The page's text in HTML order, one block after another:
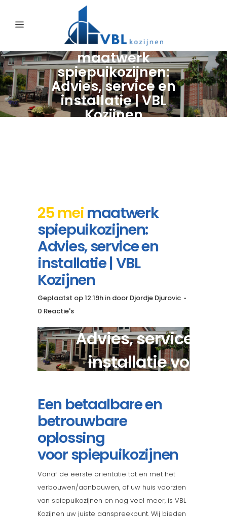
maatwerk
spiepuikozijnen:
Advies, service en
installatie | VBL
Kozijnen
25 mei maatwerk
spiepuikozijnen:
Advies, service en
installatie | VBL
Kozijnen
Geplaatst op 12:19h in door Djordje Djurovic
0 Reactie's
Advies, service en
installatie voor
Een betaalbare en
betrouwbare
oplossing
voor spiepuikozijnen
Vanaf de eerste oriëntatie tot en met het
verbouwen/aanbouwen, of uw huis voorzien
van spiepuikozijnen en nog veel meer, is VBL
Kozijnen uw juiste aanspreekpunt. Wij bieden